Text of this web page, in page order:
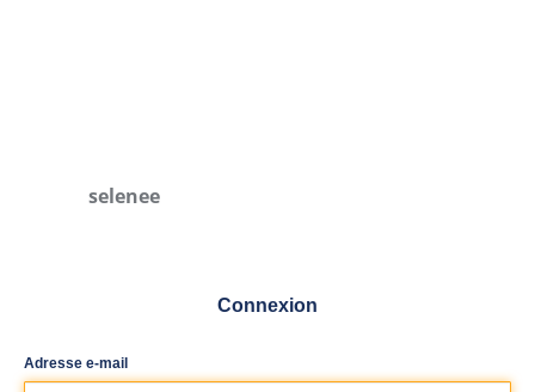
selenee
Connexion
Adresse e-mail